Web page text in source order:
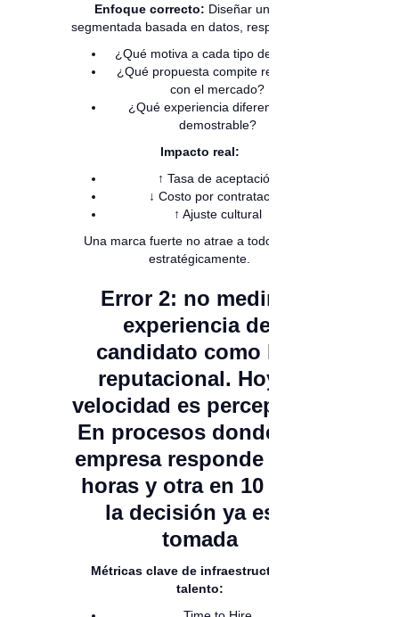
Enfoque correcto: Diseñar una EVP
segmentada basada en datos, respondiendo:
¿Qué motiva a cada tipo de talento?
¿Qué propuesta compite realmente
con el mercado?
¿Qué experiencia diferencial es
demostrable?
Impacto real:
↑ Tasa de aceptación
↓ Costo por contratación
↑ Ajuste cultural
Una marca fuerte no atrae a todos. Atrae
estratégicamente.
Error 2: no medir la
experiencia del
candidato como KPI
reputacional. Hoy la
velocidad es percepción.
En procesos donde una
empresa responde en 48
horas y otra en 10 días,
la decisión ya está
tomada
Métricas clave de infraestructura de
talento: